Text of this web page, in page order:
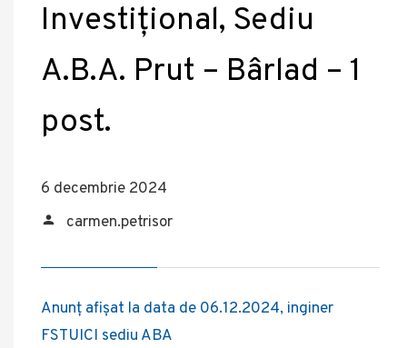
Investițional, Sediu
A.B.A. Prut – Bârlad – 1
post.
6 decembrie 2024
carmen.petrisor
Anunț afișat la data de 06.12.2024, inginer
FSTUICI sediu ABA